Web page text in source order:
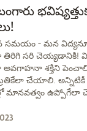
సమయం - మన
తిరిగి సరి చెయ్యడానికి!
అవగాహనా శక్తిని
చేయాలి. అన్నిటికీ
మానవత్వం ఉప్పోగేలా
చేరుకోకుండా ఎవ్వరూ